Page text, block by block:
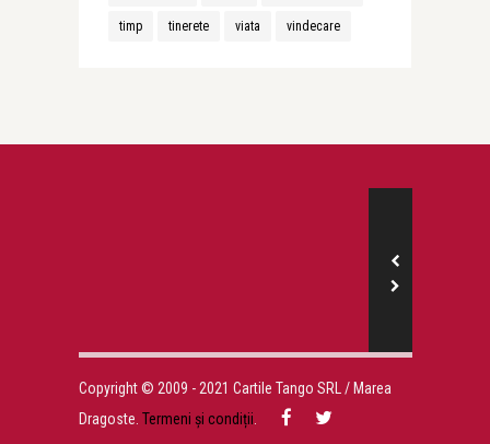
timp tinerete viata vindecare
Copyright © 2009 - 2021 Cartile Tango SRL / Marea
Dragoste. Termeni și condiții